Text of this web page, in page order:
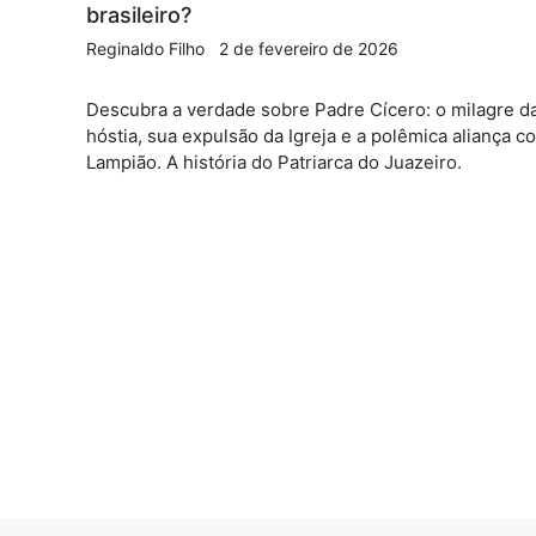
brasileiro?
Reginaldo Filho 2 de fevereiro de 2026
Descubra a verdade sobre Padre Cícero: o milagre
hóstia, sua expulsão da Igreja e a polêmica aliança
Lampião. A história do Patriarca do Juazeiro.